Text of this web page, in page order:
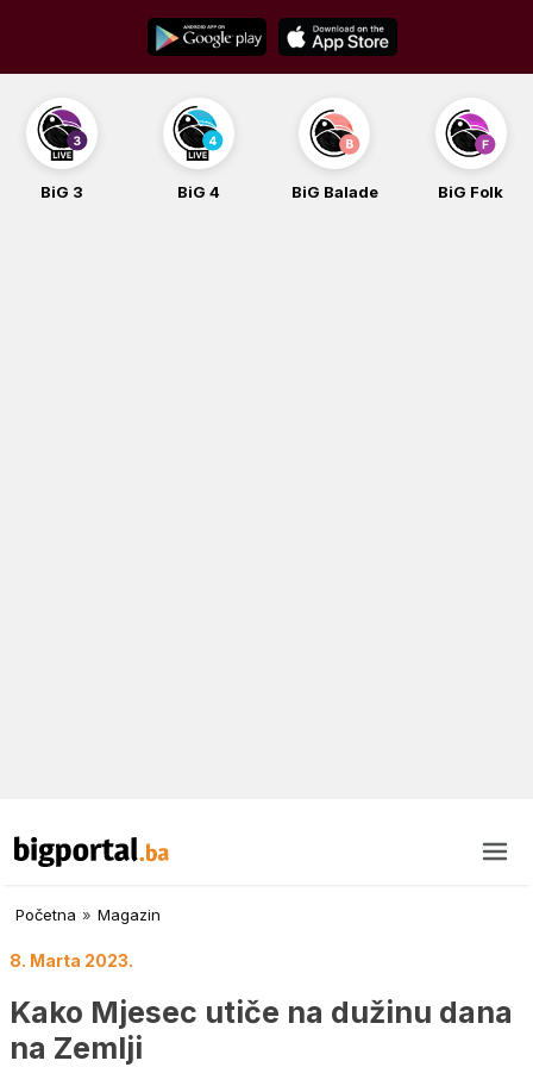
content
BiG 4 BiG Balade BiG Folk BiG iG
Početna » Magazin
8. Marta 2023.
Kako Mjesec utiče na dužinu dana
na Zemlji